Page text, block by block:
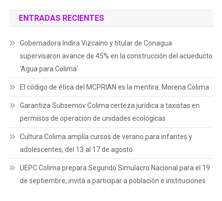
ENTRADAS RECIENTES
Gobernadora Indira Vizcaíno y titular de Conagua
supervisaron avance de 45% en la construcción del acueducto
‘Agua para Colima’
El código de ética del MCPRIAN es la mentira: Morena Colima
Garantiza Subsemov Colima certeza jurídica a taxistas en
permisos de operación de unidades ecológicas
Cultura Colima amplía cursos de verano para infantes y
adolescentes, del 13 al 17 de agosto
UEPC Colima prepara Segundo Simulacro Nacional para el 19
de septiembre; invita a participar a población e instituciones